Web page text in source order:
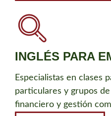
INGLÉS PARA
Especialistas en clases
particulares y grupos
financiero y gestión